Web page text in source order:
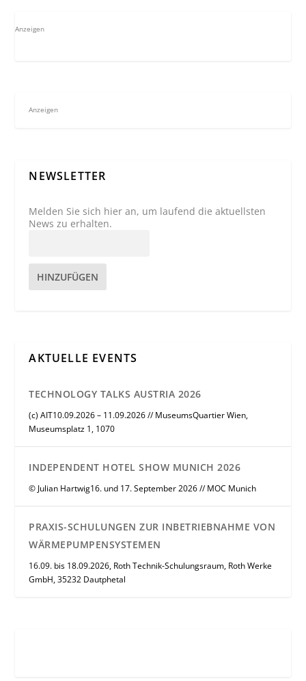
Anzeigen
Anzeigen
NEWSLETTER
Melden Sie sich hier an, um laufend die aktuellsten
News zu erhalten.
HINZUFÜGEN
AKTUELLE EVENTS
TECHNOLOGY TALKS AUSTRIA 2026
(c) AIT10.09.2026 – 11.09.2026 // MuseumsQuartier Wien,
Museumsplatz 1, 1070
INDEPENDENT HOTEL SHOW MUNICH 2026
© Julian Hartwig16. und 17. September 2026 // MOC Munich
PRAXIS-SCHULUNGEN ZUR INBETRIEBNAHME VON
WÄRMEPUMPENSYSTEMEN
16.09. bis 18.09.2026, Roth Technik-Schulungsraum, Roth Werke
GmbH, 35232 Dautphetal